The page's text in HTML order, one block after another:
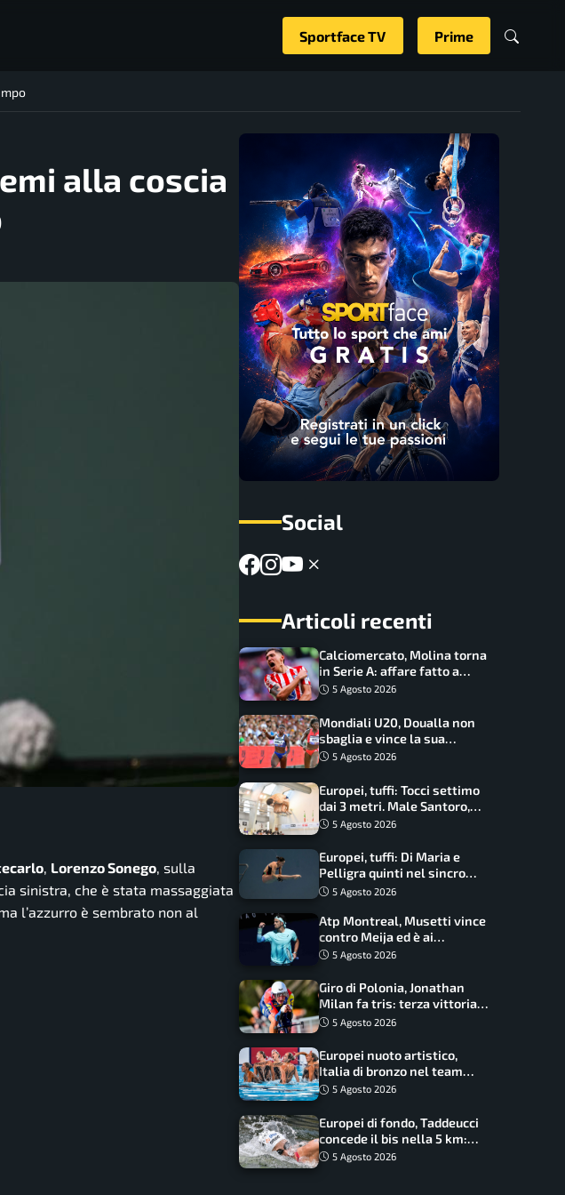
Sportface TV Prime
alla coscia
, Lorenzo Sonego, sulla
sinistra, che è stata massaggiata
l’azzurro è sembrato non al
Social
Articoli recenti
Calciomercato, Molina torna
in Serie A: affare fatto a
cifre sorprendenti
5 Agosto 2026
Mondiali U20, Doualla non
sbaglia e vince la sua
batteria sui 100 metri:
5 Agosto 2026
Europei, tuffi: Tocci settimo
dai 3 metri. Male Santoro,
Wesemann si prende l’oro
5 Agosto 2026
Europei, tuffi: Di Maria e
Pelligra quinti nel sincro
misto. Oro all’Ucraina
5 Agosto 2026
Atp Montreal, Musetti vince
contro Meija ed è ai
sedicesimi
5 Agosto 2026
Giro di Polonia, Jonathan
Milan fa tris: terza vittoria
consecutiva e primato
5 Agosto 2026
Europei nuoto artistico,
Italia di bronzo nel team
acrobatic: terzo podio
5 Agosto 2026
Europei di fondo, Taddeucci
concede il bis nella 5 km:
oro azzurro, Pozzobon
5 Agosto 2026